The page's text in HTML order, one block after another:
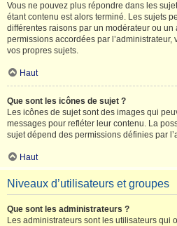
Vous ne pouvez plus répondre dans les
étant contenu est alors terminé. Les sujets
différentes raisons par un modérateur ou un
permissions accordées par
vos propres sujets.
Haut
Que sont les icônes de sujet ?
Les icônes de sujet sont des images qui
messages pour refléter leur contenu. La
sujet dépend des permissions définies par
Haut
Niveaux d’utilisateurs et groupes
Que sont les administrateurs ?
Les administrateurs sont les utilisateurs qui